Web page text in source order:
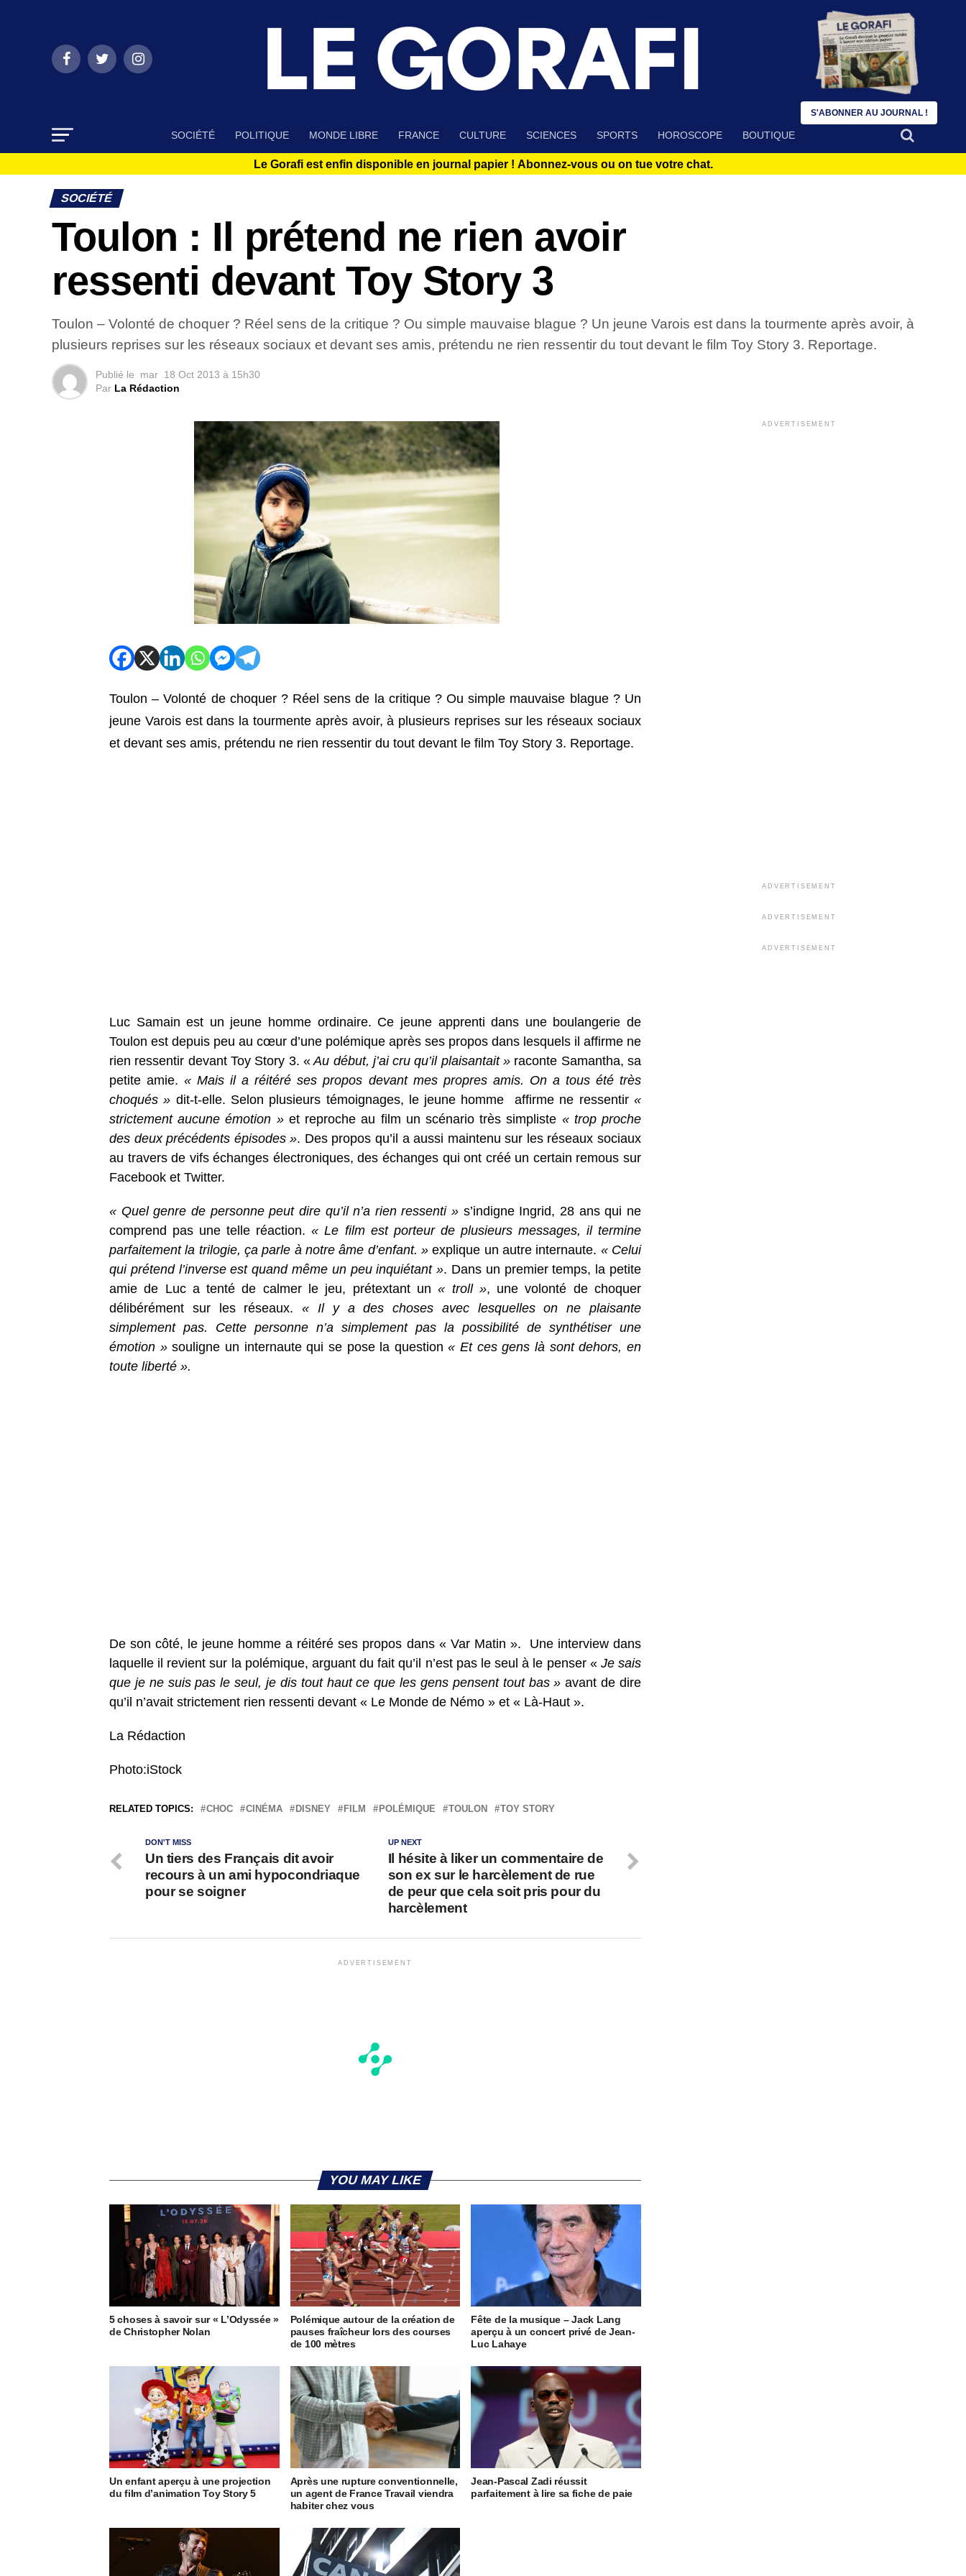
SOCIÉTÉ POLITIQUE MONDE LIBRE FRANCE CULTURE SCIENCES SPORTS HOROSCOPE BOUTIQUE
Le Gorafi est enfin disponible en journal papier ! Abonnez-vous ou on tue votre chat.
SOCIÉTÉ
Toulon : Il prétend ne rien avoir
ressenti devant Toy Story 3
Toulon – Volonté de choquer ? Réel sens de la critique ? Ou simple mauvaise blague ? Un jeune Varois est dans la tourmente après avoir, à
plusieurs reprises sur les réseaux sociaux et devant ses amis, prétendu ne rien ressentir du tout devant le film Toy Story 3. Reportage.
Publié le mar 18 Oct 2013 à 15h30
Par La Rédaction
Toulon – Volonté de choquer ? Réel sens de la critique ? Ou simple mauvaise blague ? Un
jeune Varois est dans la tourmente après avoir, à plusieurs reprises sur les réseaux sociaux
et devant ses amis, prétendu ne rien ressentir du tout devant le film Toy Story 3. Reportage.
Luc Samain est un jeune homme ordinaire. Ce jeune apprenti dans une boulangerie de
Toulon est depuis peu au cœur d’une polémique après ses propos dans lesquels il affirme ne
rien ressentir devant Toy Story 3. «Au début, j’ai cru qu’il plaisantait » raconte Samantha, sa
petite amie.« Mais il a réitéré ses propos devant mes propres amis. On a tous été très
choqués » dit-t-elle. Selon plusieurs témoignages, le jeune homme affirme ne ressentir«
strictement aucune émotion »et reproche au film un scénario très simpliste « trop proche
des deux précédents épisodes ». Des propos qu’il a aussi maintenu sur les réseaux sociaux
au travers de vifs échanges électroniques, des échanges qui ont créé un certain remous sur
Facebook et Twitter.
« Quel genre de personne peut dire qu’il n’a rien ressenti » s’indigne Ingrid, 28 ans qui ne
comprend pas une telle réaction.« Le film est porteur de plusieurs messages, il termine
parfaitement la trilogie, ça parle à notre âme d’enfant. » explique un autre internaute. « Celui
qui prétend l’inverse est quand même un peu inquiétant ». Dans un premier temps, la petite
amie de Luc a tenté de calmer le jeu, prétextant un« troll », une volonté de choquer
délibérément sur les réseaux. « Il y a des choses avec lesquelles on ne plaisante
simplement pas. Cette personne n’a simplement pas la possibilité de synthétiser une
émotion »souligne un internaute qui se pose la question« Et ces gens là sont dehors, en
toute liberté ».
De son côté, le jeune homme a réitéré ses propos dans « Var Matin ». Une interview dans
laquelle il revient sur la polémique, arguant du fait qu’il n’est pas le seul à le penser «Je sais
que je ne suis pas le seul, je dis tout haut ce que les gens pensent tout bas » avant de dire
qu’il n’avait strictement rien ressenti devant « Le Monde de Némo » et « Là-Haut ».
La Rédaction
Photo:iStock
RELATED TOPICS: CHOC CINÉMA DISNEY FILM POLÉMIQUE TOULON TOY STORY
UP NEXT
Il hésite à liker un commentaire de
son ex sur le harcèlement de rue
de peur que cela soit pris pour du
harcèlement
DON'T MISS
Un tiers des Français dit avoir
recours à un ami hypocondriaque
pour se soigner
ADVERTISEMENT
YOU MAY LIKE
5 choses à savoir sur « L’Odyssée »
de Christopher Nolan
Polémique autour de la création de
pauses fraîcheur lors des courses
de 100 mètres
Fête de la musique – Jack Lang
aperçu à un concert privé de Jean-
Luc Lahaye
Un enfant aperçu à une projection
du film d’animation Toy Story 5
Après une rupture conventionnelle,
un agent de France Travail viendra
habiter chez vous
Jean-Pascal Zadi réussit
parfaitement à lire sa fiche de paie
ADVERTISEMENT
ADVERTISEMENT
ADVERTISEMENT
ADVERTISEMENT
S'ABONNER AU JOURNAL !